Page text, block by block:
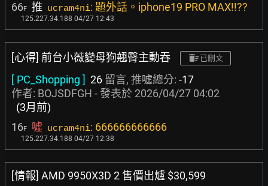
66F 推 ucram4ni: 題外話。iphone19 PRO MAX!!??
125.227.34.188 04/27 12:43
[心得] 前台小薇變母狗翹臀主動吞 已刪文
[ PC_Shopping ] 26 留言, 推噓總分: -17
作者: BOJSDFGH - 發表於 2026/04/27 04:02
(3月前)
16F 噓 ucram4ni: 666666666666
125.227.34.188 04/27 12:38
[情報] AMD 9950X3D 2 售價出爐 $30,599